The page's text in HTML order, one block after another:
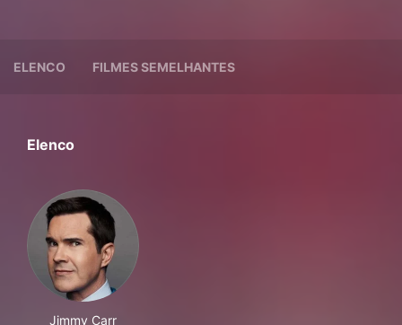
ELENCO FILMES SEMELHANTES
Elenco
Jimmy Carr